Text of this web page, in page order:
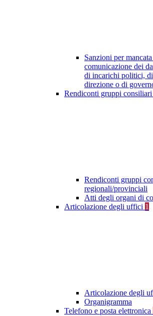
Sanzioni per
comunicazione dei
di incarichi politici,
direzione o di
Rendiconti gruppi
Rendiconti gruppi
regionali/provinciali
Atti degli organi di
Articolazione degli uffici 1
Articolazione degli
Organigramma
Telefono e posta elettronica